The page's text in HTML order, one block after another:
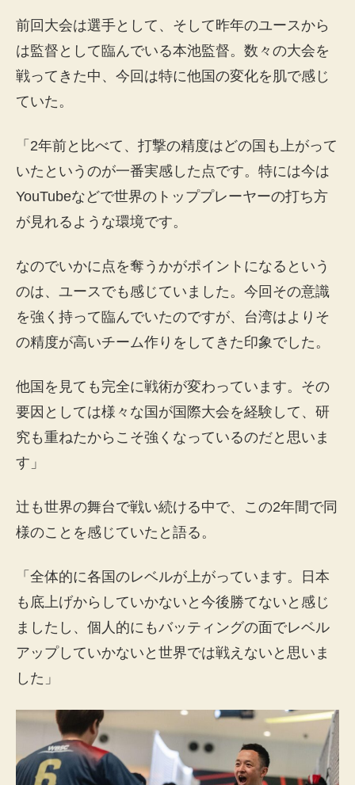
前回大会は選手として、そして昨年のユースから
は監督として臨んでいる本池監督。数々の大会を
戦ってきた中、今回は特に他国の変化を肌で感じ
ていた。
「2年前と比べて、打撃の精度はどの国も上がって
いたというのが一番実感した点です。特には今は
YouTubeなどで世界のトッププレーヤーの打ち方
が見れるような環境です。
なのでいかに点を奪うかがポイントになるという
のは、ユースでも感じていました。今回その意識
を強く持って臨んでいたのですが、台湾はよりそ
の精度が高いチーム作りをしてきた印象でした。
他国を見ても完全に戦術が変わっています。その
要因としては様々な国が国際大会を経験して、研
究も重ねたからこそ強くなっているのだと思いま
す」
辻も世界の舞台で戦い続ける中で、この2年間で同
様のことを感じていたと語る。
「全体的に各国のレベルが上がっています。日本
も底上げからしていかないと今後勝てないと感じ
ましたし、個人的にもバッティングの面でレベル
アップしていかないと世界では戦えないと思いま
した」